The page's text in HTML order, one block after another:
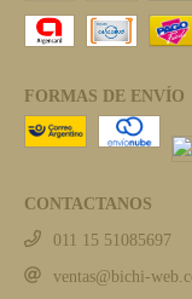
FORMAS DE ENVÍO
CONTACTANOS
011 15 51085697
ventas@bichi-